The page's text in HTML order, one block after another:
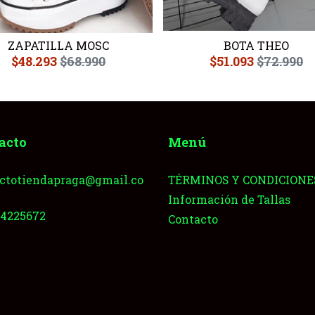
ZAPATILLA MOSC
$48.293$68.990
BOTA THEO
$51.093$72.990
Menú
TÉRMINOS Y
Información de Tallas
Contacto